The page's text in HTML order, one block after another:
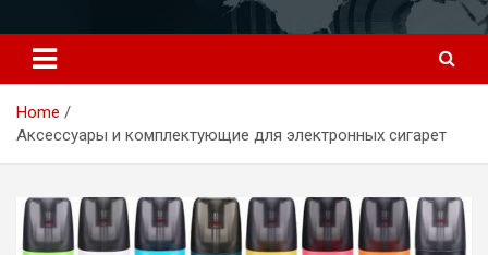
к
содержимому
Home
Аксессуары и комплектующие для электронных сигарет